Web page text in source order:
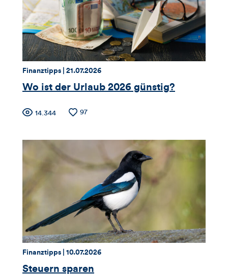
und
Kommentare
dieses
Artikels
Thema:
Finanztipps | Datum:
21.07.2026
Wo ist der Urlaub 2026 günstig?
Zähler
für
Views,
Likes
und
Kommentare
dieses
Artikels
Anzahl14.344
Anzahl
97
Thema:
Finanztipps | Datum:
10.07.2026
Steuern sparen